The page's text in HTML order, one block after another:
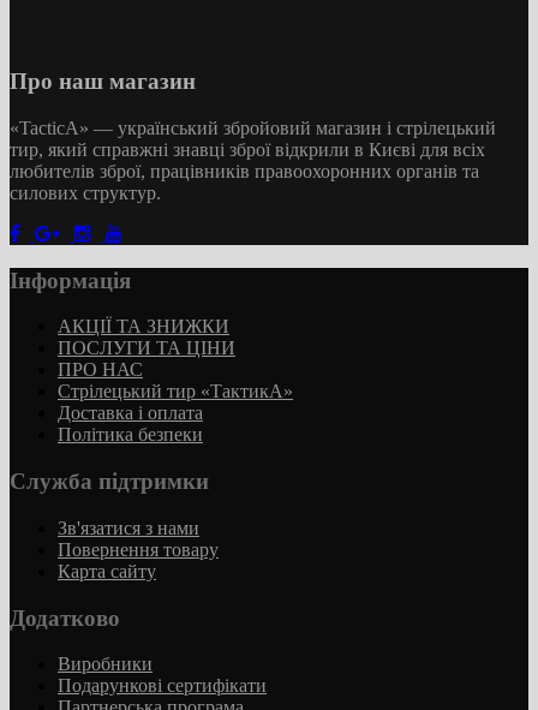
Про наш магазин
«TacticA» — український збройовий магазин і стрілецький
тир, який справжні знавці зброї відкрили в Києві для всіх
любителів зброї, працівників правоохоронних органів та
силових структур.
Інформація
АКЦІЇ ТА ЗНИЖКИ
ПОСЛУГИ ТА ЦІНИ
ПРО НАС
Стрілецький тир «ТактикА»
Доставка і оплата
Політика безпеки
Служба підтримки
Зв'язатися з нами
Повернення товару
Карта сайту
Додатково
Виробники
Подарункові сертифікати